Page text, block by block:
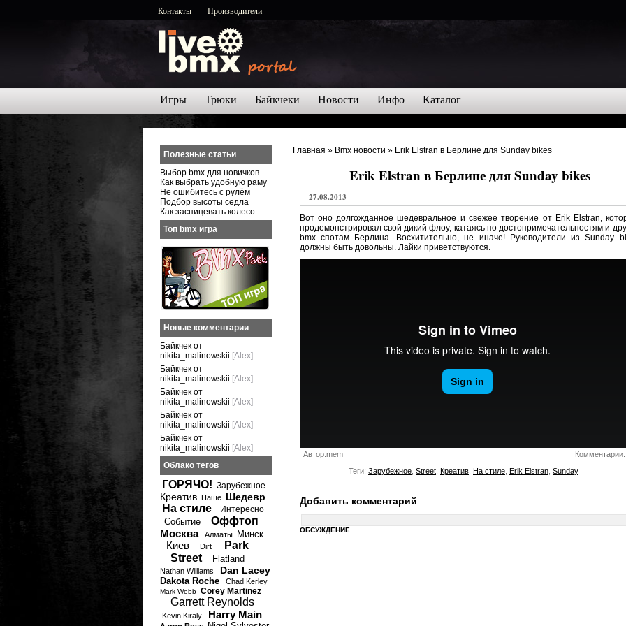
Контакты Производители
Игры Трюки Байкчеки Новости Инфо Каталог
Главная » Bmx новости »
Erik Elstran в Берлине для Sunday bikes
27.08.2013
Вот оно долгожданное шедевральное и свежее творение от Erik Elstran,
продемонстрировал свой дикий флоу, катаясь по достопримечательностям и
bmx спотам Берлина. Восхитительно, не иначе! Руководители из Sunday
должны быть довольны. Лайки приветствуются.
Автор:mem
Комментарии:
Теги: Зарубежное Street Креатив На стиле Erik Elstran Sunday
Добавить комментарий
ОБСУЖДЕНИЕ
Полезные статьи
Выбор bmx для новичков
Как выбрать удобную раму
Не ошибитесь с рулём
Подбор высоты седла
Как заспицевать колесо
Топ bmx игра
Новые комментарии
Байкчек от
nikita_malinowskii [Alex]
Байкчек от
nikita_malinowskii [Alex]
Байкчек от
nikita_malinowskii [Alex]
Байкчек от
nikita_malinowskii [Alex]
Байкчек от
nikita_malinowskii [Alex]
Облако тегов
ГОРЯЧО! Зарубежное
Креатив Наше Шедевр
На стиле Интересно
Событие
Оффтоп
Москва
Алматы Минск
Киев Dirt
Park
Street
Flatland
Nathan Williams Dan Lacey
Dakota Roche Chad Kerley
Mark Webb Corey Martinez
Garrett Reynolds
Kevin Kiraly Harry Main